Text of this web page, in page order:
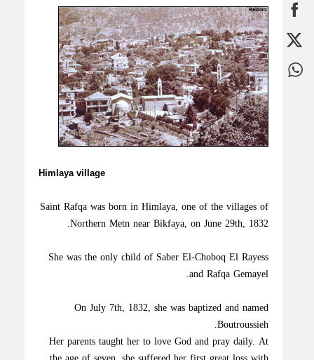
Saint Rafqa was born in Himlaya, one of the villages of
Northern Metn near Bikfaya, on June 29th, 1832.
She was the only child of Saber El-Choboq El Rayess
and Rafqa Gemayel.
On July 7th, 1832, she was baptized and named
Boutroussieh.
Her parents taught her to love God and pray daily. At